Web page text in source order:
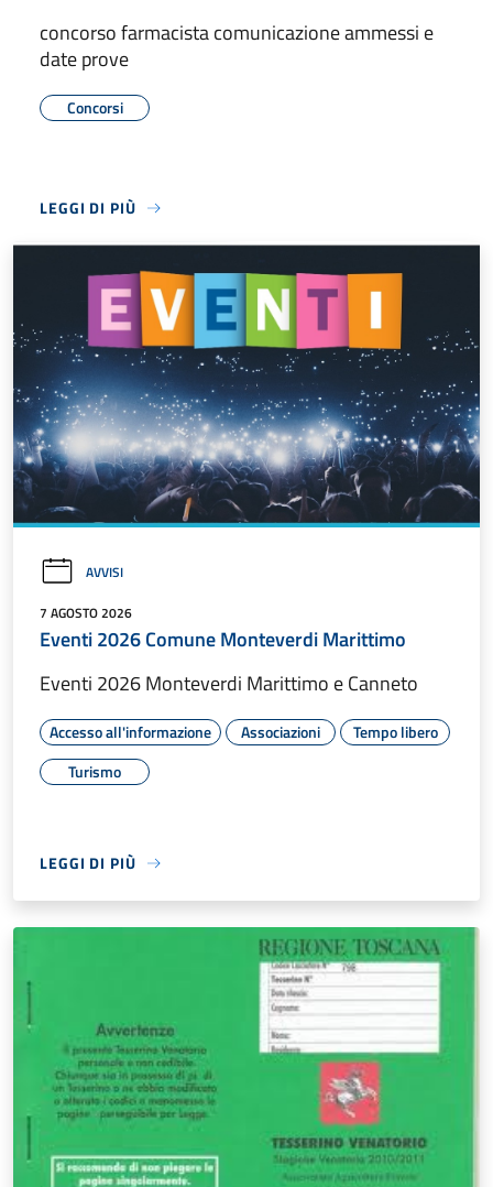
concorso farmacista comunicazione ammessi e
date prove
Concorsi
LEGGI DI PIÙ
AVVISI
7 AGOSTO 2026
Eventi 2026 Comune Monteverdi Marittimo
Eventi 2026 Monteverdi Marittimo e Canneto
Accesso all'informazione Associazioni
Tempo libero
Turismo
LEGGI DI PIÙ